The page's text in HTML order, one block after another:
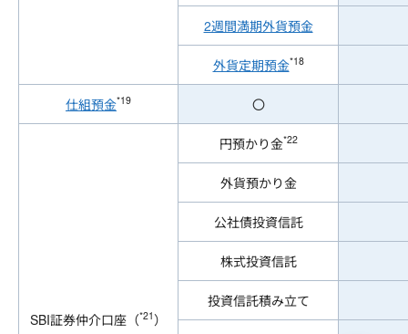
2週間満期外貨預金
外貨定期預金*18
仕組預金*19 〇
SBI証券仲介口座（*21）
円預かり金*22
外貨預かり金
公社債投資信託
株式投資信託
投資信託積み立て